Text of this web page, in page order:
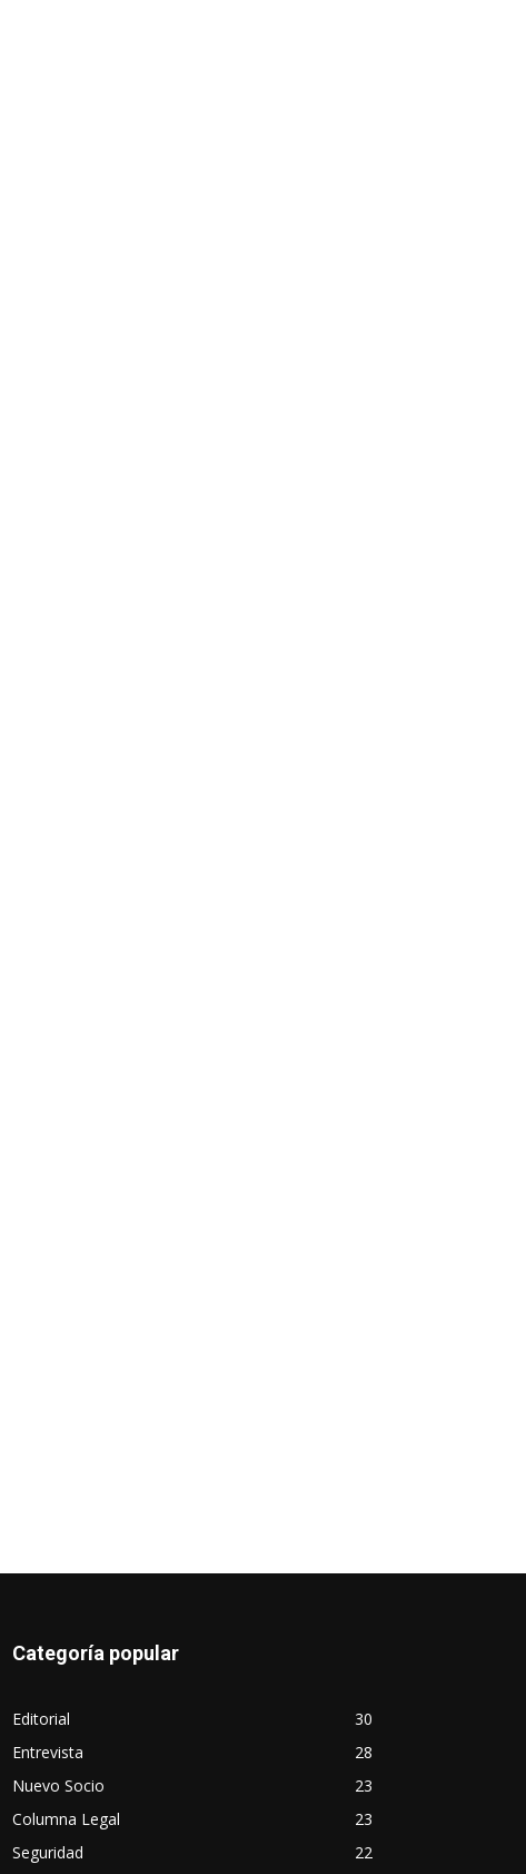
Categoría popular
Editorial
30
Entrevista
28
Nuevo Socio
23
Columna Legal
23
Seguridad
22